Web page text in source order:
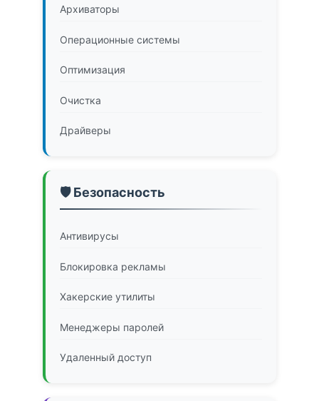
Архиваторы
Операционные системы
Оптимизация
Очистка
Драйверы
🛡️ Безопасность
Антивирусы
Блокировка рекламы
Хакерские утилиты
Менеджеры паролей
Удаленный доступ